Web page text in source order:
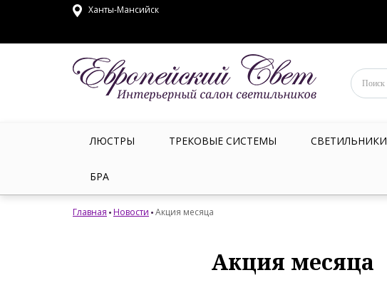
Ханты-Мансийск
ЛЮСТРЫ ТРЕКОВЫЕ СИСТЕМЫ СВЕТИЛЬНИКИ
БРА
Главная Новости Акция месяца
Акция месяца